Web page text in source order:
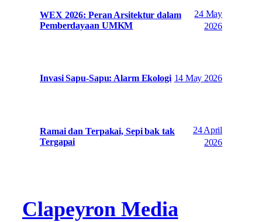
WEX 2026: Peran Arsitektur dalam
Pemberdayaan UMKM
24 May
2026
Invasi Sapu-Sapu: Alarm Ekologi 14 May 2026
Ramai dan Terpakai, Sepi bak tak
Tergapai
24 April
2026
Clapeyron Media